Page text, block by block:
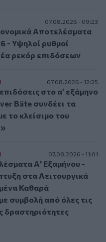
07.08.2026 - 09:23
Αποτελέσματα
- Υψηλοί ρυθμοί
ρεκόρ επιδόσεων
07.08.2026 - 12:25
στο α’ εξάμηνο
Bäte συνδέει τα
το κλείσιμο του
07.08.2026 - 11:01
Α' Εξαμήνου -
στα Λειτουργικά
Καθαρά
συμβολή από όλες τις
δραστηριότητες